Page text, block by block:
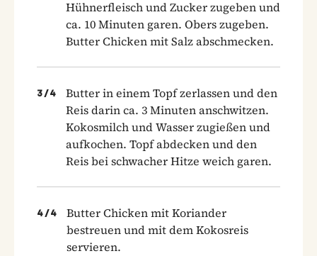
Hühnerfleisch und Zucker zugeben und
ca. 10 Minuten garen. Obers zugeben.
Butter Chicken mit Salz abschmecken.
3/4
Butter in einem Topf zerlassen und den
Reis darin ca. 3 Minuten anschwitzen.
Kokosmilch und Wasser zugießen und
aufkochen. Topf abdecken und den
Reis bei schwacher Hitze weich garen.
4/4
Butter Chicken mit Koriander
bestreuen und mit dem Kokosreis
servieren.